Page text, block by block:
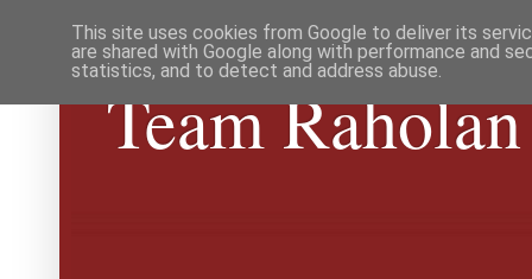
Team
This site uses cookies from Google to deliver its
are shared with Google along with performance and
statistics, and to detect and address abuse.